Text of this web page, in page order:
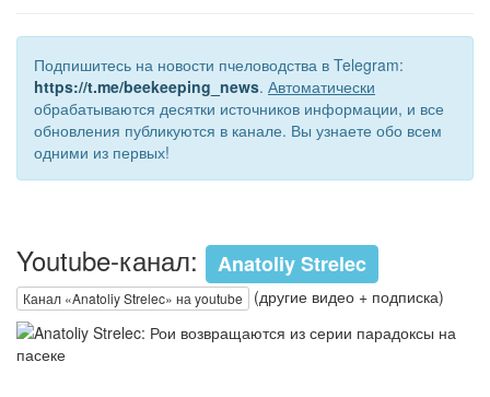
Подпишитесь на новости пчеловодства в Telegram:
https://t.me/beekeeping_news. Автоматически
обрабатываются десятки источников информации, и все
обновления публикуются в канале. Вы узнаете обо всем
одними из первых!
Youtube-канал: Anatoliy Strelec
Канал «Anatoliy Strelec» на youtube (другие видео + подписка)